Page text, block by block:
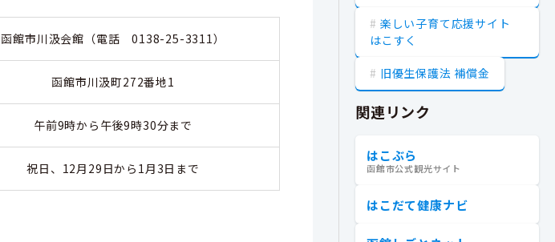
函館市川汲会館（電話 0138-25-3311）
函館市川汲町272番地1
午前9時から午後9時30分まで
祝日、12月29日から1月3日まで
楽しい子育て応援サイト
はこすく
旧優生保護法 補償金
関連リンク
はこぶら
函館市公式観光サイト
はこだて健康ナビ